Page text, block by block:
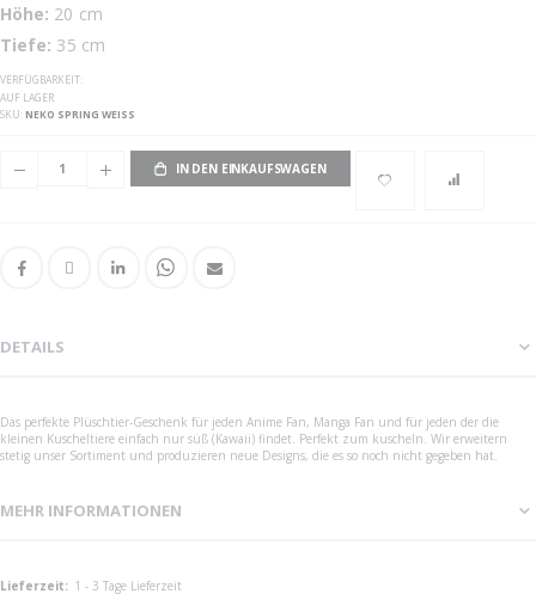
Höhe: 20 cm
Tiefe: 35 cm
VERFÜGBARKEIT:
AUF LAGER
SKU NEKO SPRING WEISS
IN DEN EINKAUFSWAGEN
DETAILS
Das perfekte Plüschtier-Geschenk für jeden Anime Fan, Manga Fan und für jeden der die
kleinen Kuscheltiere einfach nur süß (Kawaii) findet. Perfekt zum kuscheln. Wir erweitern
stetig unser Sortiment und produzieren neue Designs, die es so noch nicht gegeben hat.
MEHR INFORMATIONEN
Mehr
1 - 3 Tage Lieferzeit